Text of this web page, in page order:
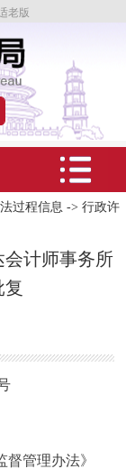
老版
过程信息 -> 行政许
计师事务所
复
管理办法》